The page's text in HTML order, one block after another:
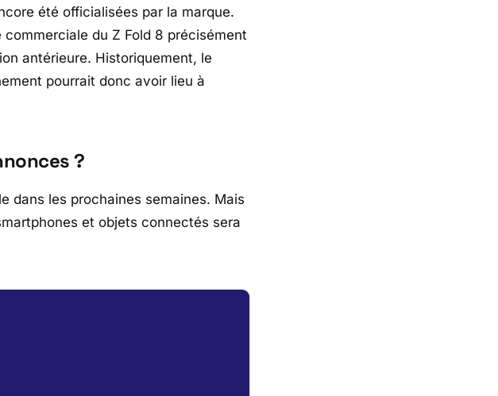
été officialisées par la marque.
du Z Fold 8 précisément
antérieure. Historiquement, le
pourrait donc avoir lieu à
?
dans les prochaines semaines. Mais
et objets connectés sera